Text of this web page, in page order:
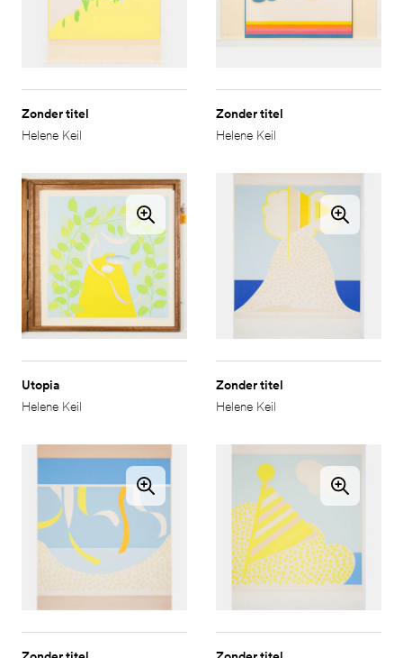
Zonder titel
Helene Keil
Zonder titel
Helene Keil
Utopia
Helene Keil
Zonder titel
Helene Keil